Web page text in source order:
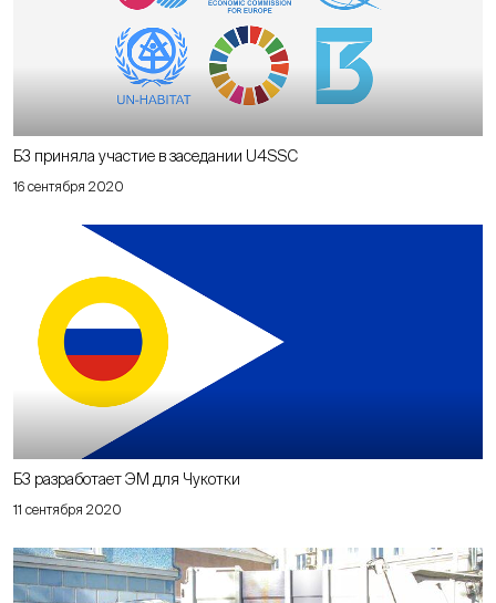
16 сентября 2020
Б3 приняла участие в заседании U4SSC
11 сентября 2020
Б3 разработает ЭМ для Чукотки